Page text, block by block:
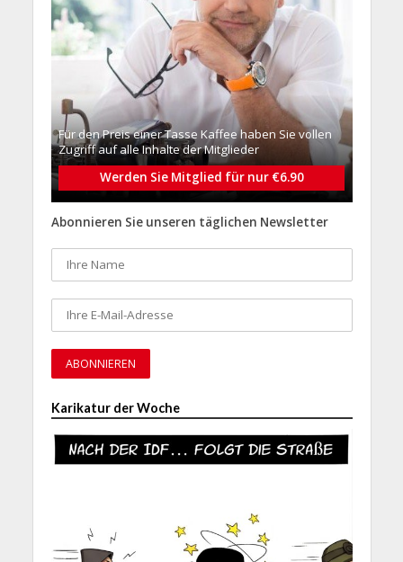
Für den Preis einer Tasse Kaffee haben Sie vollen
Zugriff auf alle Inhalte der Mitglieder
Werden Sie Mitglied für nur €6.90
Abonnieren Sie unseren täglichen Newsletter
Karikatur der Woche